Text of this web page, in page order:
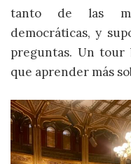
tanto de las
democráticas, y
preguntas. Un
que aprender más